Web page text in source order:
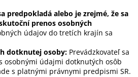
predpokladá alebo je zrejmé, že sa
prenos osobných
údajov do tretích krajín sa
dotknutej osoby: Prevádzkovateľ sa
osobnými údajmi dotknutých osôb
s platnými právnymi predpismi SR.